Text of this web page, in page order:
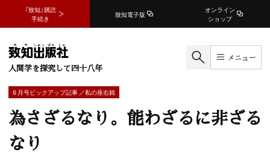
『致知』購読
手続き
致知電子版
オンライン
ショップ
人間学を探究して四十八年
メニュー
6 月号ピックアップ記事 ／私の座右銘
為さざるなり。能わざるに非ざる
なり